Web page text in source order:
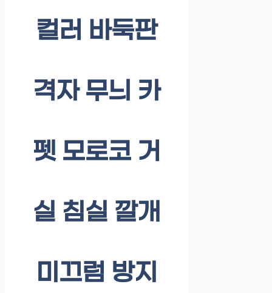
컬러 바둑판
격자 무늬 카
펫 모로코 거
실 침실 깔개
미끄럼 방지